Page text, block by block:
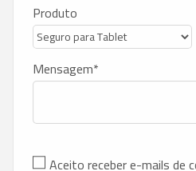
Produto
Mensagem
Aceito receber e-mails de